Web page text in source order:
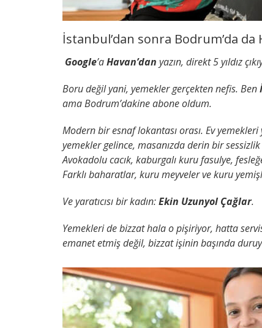
İstanbul’dan sonra Bodrum’da da
Google’aHavan’dan yazın, direkt 5 yıldız
Boru değil yani, yemekler gerçekten nefis. Ben
ama Bodrum’dakine abone oldum.
Modern bir esnaf lokantası orası. Ev
yemekler gelince, masanızda derin bir
Avokadolu cacık, kaburgalı kuru fasulye,
Farklı baharatlar, kuru meyveler ve kuru
Ve yaratıcısı bir kadın:Ekin Uzunyol Çağlar.
Yemekleri de bizzat hala o pişiriyor, hatta
emanet etmiş değil, bizzat işinin başında